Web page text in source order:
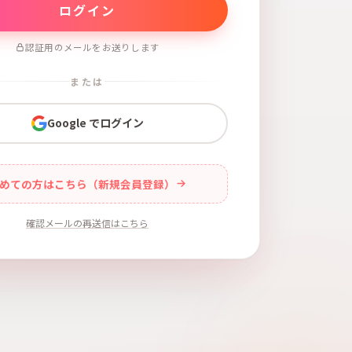
認証用のメールをお送りします
または
Google でログイン
ての方はこちら（新規会員登録）
確認メールの再送信はこちら